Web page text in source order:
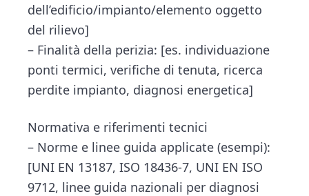
dell’edificio/impianto/elemento oggetto
del rilievo]
– Finalità della perizia: [es. individuazione
ponti termici, verifiche di tenuta, ricerca
perdite impianto, diagnosi energetica]
Normativa e riferimenti tecnici
– Norme e linee guida applicate (esempi):
[UNI EN 13187, ISO 18436-7, UNI EN ISO
9712, linee guida nazionali per diagnosi